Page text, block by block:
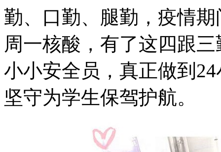
勤、口勤、腿勤，疫情
周一核酸，有了这四跟
小小安全员，真正做到
坚守为学生保驾护航。